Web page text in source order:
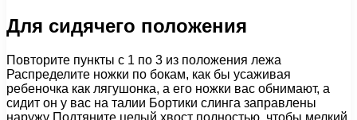
Для сидячего положения
Повторите пункты с 1 по 3 из положения лежа
Распределите ножки по бокам, как бы усаживая
ребеночка как лягушонка, а его ножки вас обнимают, а
сидит он у вас на талии Бортики слинга заправлены
наружу Подтяните целый хвост полностью, чтобы мелкий